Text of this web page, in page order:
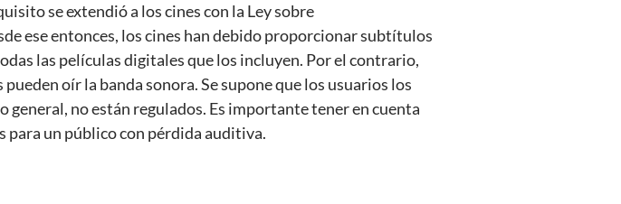
se extendió a los cines con la Ley sobre
ese entonces, los cines han debido proporcionar subtítulos
las películas digitales que los incluyen. Por el contrario,
oír la banda sonora. Se supone que los usuarios los
general, no están regulados. Es importante tener en cuenta
para un público con pérdida auditiva.